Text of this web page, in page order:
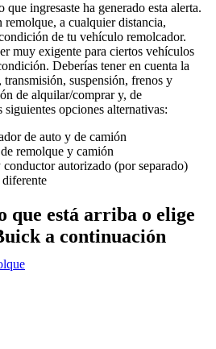
ingresaste ha generado esta alerta.
remolque, a cualquier distancia,
de tu vehículo remolcador.
muy exigente para ciertos vehículos
Deberías tener en cuenta la
suspensión, frenos y
de alquilar/comprar y, de
siguientes opciones alternativas:
de auto y de camión
remolque y camión
autorizado (por separado)
que está arriba o elige
a continuación